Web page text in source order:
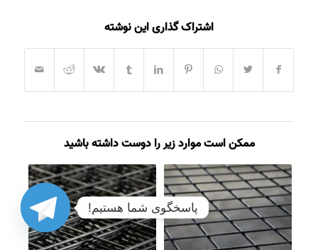
اشتراک گذاری این نوشته
ممکن است موارد زیر را دوست داشته باشید
پاسخگوی شما هستیم!